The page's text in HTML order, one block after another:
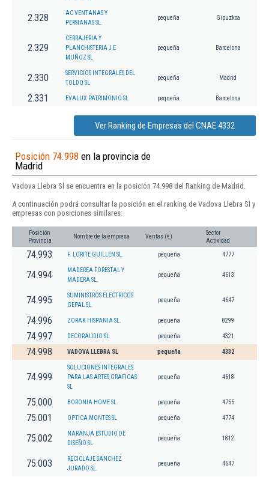
2.328
AC VENTANAS Y
PERSIANAS SL.
pequeña Gipuzkoa
2.329
CERRAJERIA Y
PLANCHISTERIA J E
MUÑOZ SL
pequeña Barcelona
2.330
SERVICIOS INTEGRALES DEL
TOLDO SL
pequeña Madrid
2.331 EVALUX PATRIMONIO SL pequeña Barcelona
Ver Ranking de Empresas del CNAE 4332
Posición 74.998 en la provincia de
Madrid
Vadova Llebra Sl se encuentra en la posición 74.998 del Ranking de Madrid.
A continuación podrá consultar la posición en el ranking de Vadova Llebra Sl y
empresas con posiciones similares:
Posición
Provincia
Nombre de la empresa Ventas (€)
Sector
Actividad
74.993 F. LORITE GUILLEN SL. pequeña 4777
74.994
MADEREA FORESTAL Y
MADERA SL.
pequeña 4613
74.995
SUMINISTROS ELECTRICOS
GEPAL SL.
pequeña 4647
74.996 ZORAK HISPANIA SL. pequeña 8299
74.997 DECORAUDIO SL pequeña 4321
74.998 VADOVA LLEBRA SL pequeña 4332
74.999
SOLUCIONES INTEGRALES
PARA LAS ARTES GRAFICAS
SL
pequeña 4618
75.000 BORONIA HOME SL. pequeña 4755
75.001 OPTICA MONTES SL pequeña 4774
75.002
NARANJA ESTUDIO DE
DISEÑO SL
pequeña 1812
75.003
RECICLAJE SANCHEZ
JURADO SL.
pequeña 4647